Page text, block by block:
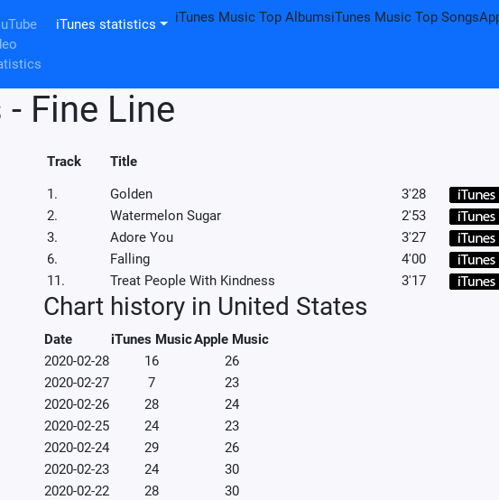
iTunes statistics iTunes Music Top AlbumsiTunes Music Top Songs
Fine Line
Track Title
1.
Golden
3'28
2.
Watermelon Sugar 2'53
3.
Adore You 3'27
6.
Falling 4'00
11.
Treat People With Kindness 3'17
Chart history in United States
Date iTunes MusicApple Music
2020-02-28
16
26
2020-02-27
7
23
2020-02-26
28
24
2020-02-25
24
23
2020-02-24
29
26
2020-02-23
24
30
2020-02-22
28
30